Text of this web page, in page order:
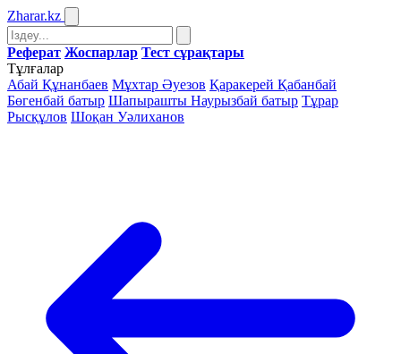
Zharar.kz
Реферат Жоспарлар Тест сұрақтары
Тұлғалар
Абай Құнанбаев Мұхтар Әуезов Қаракерей Қабанбай
Бөгенбай батыр Шапырашты Наурызбай батыр Тұрар
Рысқұлов Шоқан Уәлиханов